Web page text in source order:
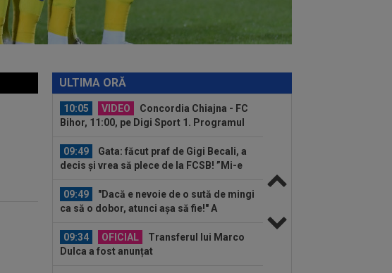
ULTIMA ORĂ
jocului din...
10:11
”Au vrut să-l omoare pe Messi”.
Starul argentinian, vizat de un atentat cu...
Real Madrid a găsit înlocuitor, după ce
Rodri a...
10:05
VIDEO
Concordia Chiajna - FC
Bihor, 11:00, pe Digi Sport 1. Programul
09:49
Gata: făcut praf de Gigi Becali, a
decis și vrea să plece de la FCSB! ”Mi-e
09:49
"Dacă e nevoie de o sută de mingi
ca să o dobor, atunci așa să fie!" A
09:34
OFICIAL
Transferul lui Marco
Dulca a fost anunțat